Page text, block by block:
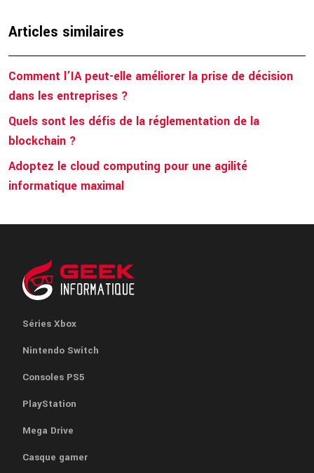
Articles similaires
Comment l’IA peut-elle améliorer la prise de décision
dans les entreprises ?
Quels sont les défis de la réglementation de la
blockchain ?
Adoptez le cloud computing pour une agilité
informatique maximal
Séries Xbox
Nintendo Switch
Consoles PS5
PlayStation
Mega Drive
Casque gamer